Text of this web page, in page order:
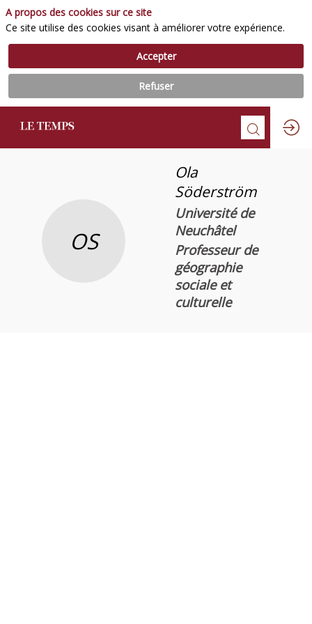
OS
Ola
Söderström
Université de
Neuchâtel
Professeur de
géographie
sociale et
culturelle
A propos des cookies sur ce site
Ce site utilise des cookies visant à améliorer votre expérience.
Accepter
Refuser